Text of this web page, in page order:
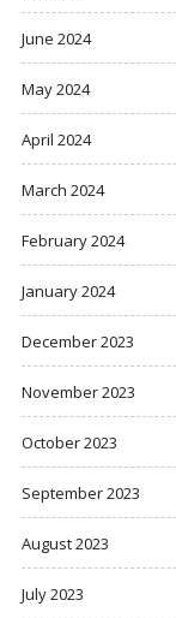
June 2024
May 2024
April 2024
March 2024
February 2024
January 2024
December 2023
November 2023
October 2023
September 2023
August 2023
July 2023